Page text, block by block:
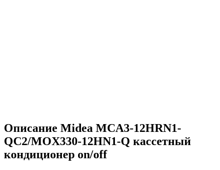
Описание Midea MCA3-12HRN1-
QC2/MOX330-12HN1-Q кассетный
кондиционер on/off